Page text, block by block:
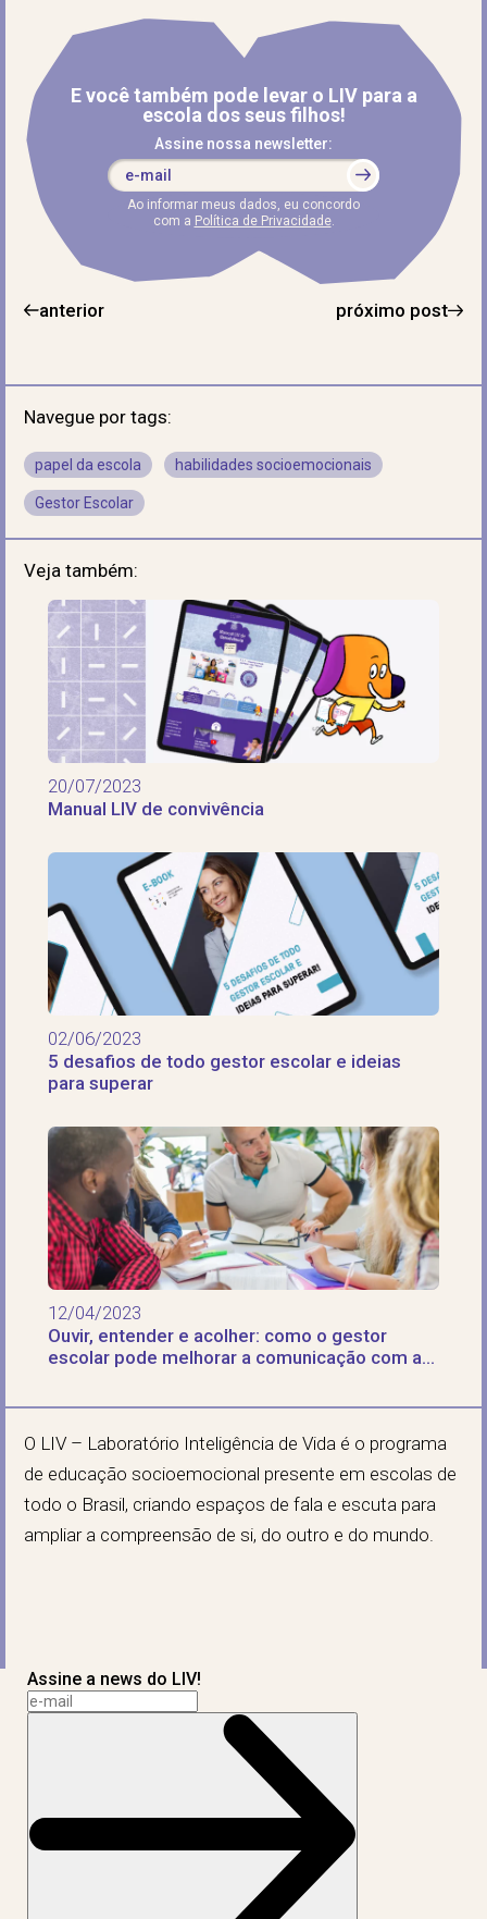
E você também pode levar o LIV para a
escola dos seus filhos!
Assine nossa newsletter:
Ao informar meus dados, eu concordo
com a Política de Privacidade.
anterior próximo post
Navegue por tags:
papel da escola habilidades socioemocionais
Gestor Escolar
Veja também:
20/07/2023
Manual LIV de convivência
02/06/2023
5 desafios de todo gestor escolar e ideias
para superar
12/04/2023
Ouvir, entender e acolher: como o gestor
escolar pode melhorar a comunicação com a
O LIV – Laboratório Inteligência de Vida é o programa
de educação socioemocional presente em escolas de
todo o Brasil, criando espaços de fala e escuta para
ampliar a compreensão de si, do outro e do mundo.
Assine a news do LIV!